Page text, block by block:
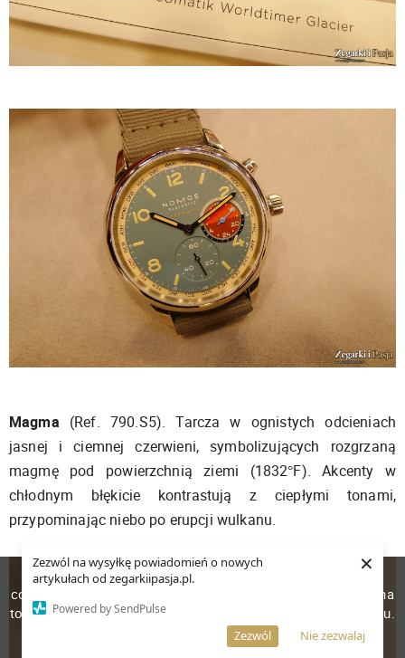
Zezwól na wysyłkę powiadomień o nowych
artykułach od zegarkiipasja.pl.
Powered by SendPulse
Nie zezwalaj
Zezwól
×
Magma (Ref. 790.S5). Tarcza w ognistych odcieniach
jasnej i ciemnej czerwieni, symbolizujących rozgrzaną
magmę pod powierzchnią ziemi (1832°F). Akcenty w
chłodnym błękicie kontrastują z ciepłymi tonami,
przypominając niebo po erupcji wulkanu.
W celu poprawienia jakości usług korzystamy z plików
cookies. Pozostanie na stronie oznacza, iż wyrażasz zgodę na
to, że pliki cookies będą przechowywane w Twoim urządzeniu.
Więcej informacji